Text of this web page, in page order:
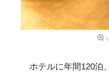
ホテルに年間120泊